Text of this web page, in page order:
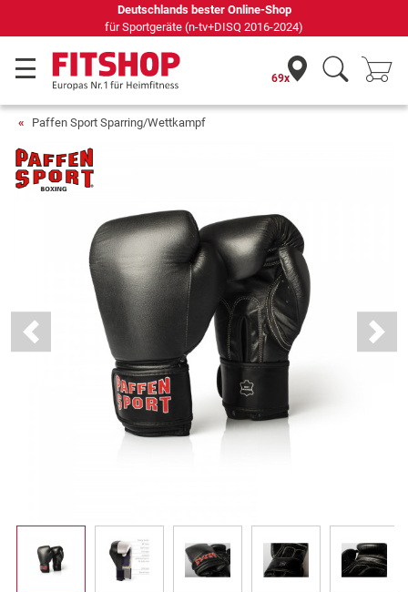
Seit 42 Jahren Ihr Experte für Heimfitness
69x
Paffen Sport Sparring/Wettkampf
Previous Next